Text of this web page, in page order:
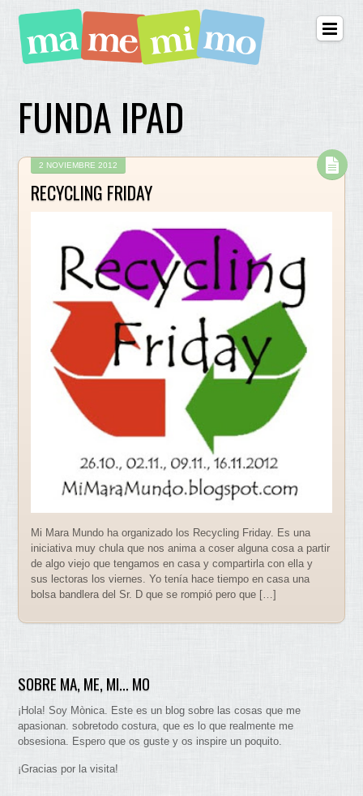
FUNDA IPAD
2 NOVIEMBRE 2012
RECYCLING FRIDAY
Mi Mara Mundo ha organizado los Recycling Friday. Es una
iniciativa muy chula que nos anima a coser alguna cosa a partir
de algo viejo que tengamos en casa y compartirla con ella y
sus lectoras los viernes. Yo tenía hace tiempo en casa una
bolsa bandlera del Sr. D que se rompió pero que […]
SOBRE MA, ME, MI… MO
¡Hola! Soy Mònica. Este es un blog sobre las cosas que me
apasionan. sobretodo costura, que es lo que realmente me
obsesiona. Espero que os guste y os inspire un poquito.
¡Gracias por la visita!